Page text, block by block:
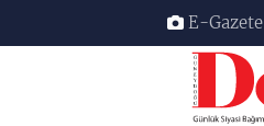
E-Gazete
Nöbetçi Eczaneler